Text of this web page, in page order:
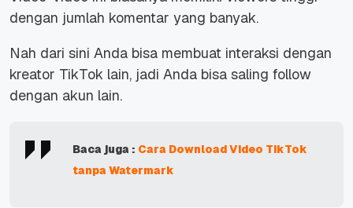
dengan jumlah komentar yang banyak.
Nah dari sini Anda bisa membuat interaksi dengan
kreator TikTok lain, jadi Anda bisa saling follow
dengan akun lain.
Baca juga : Cara Download Video TikTok
tanpa Watermark